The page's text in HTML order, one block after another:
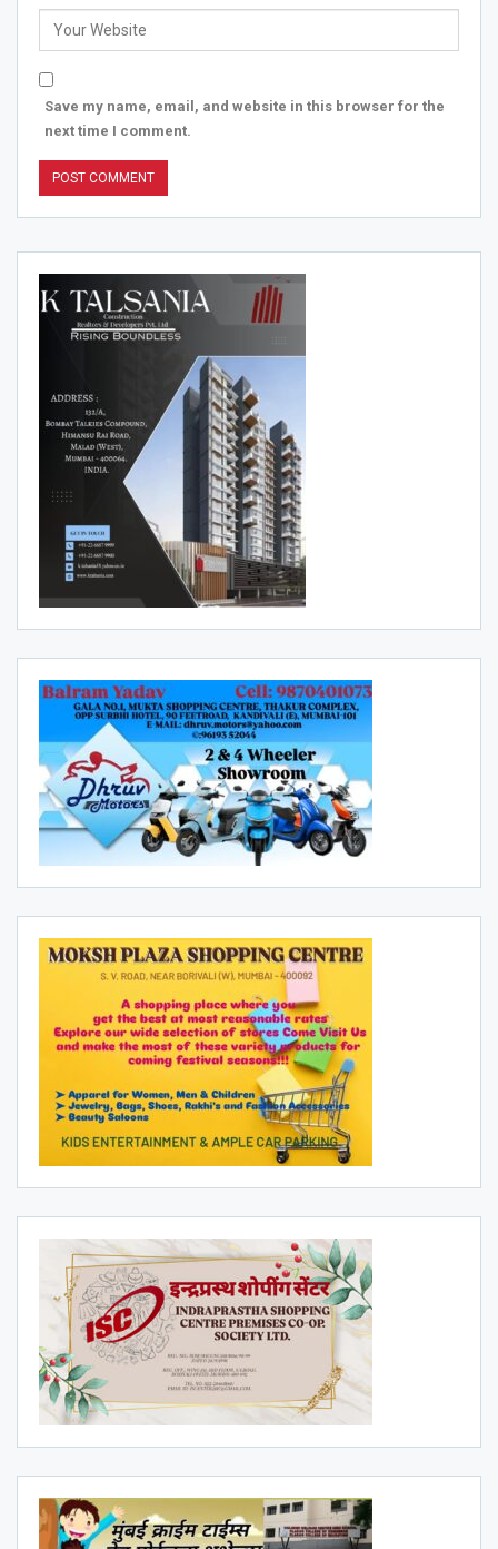
Save my name, email, and website in this browser for the
next time I comment.